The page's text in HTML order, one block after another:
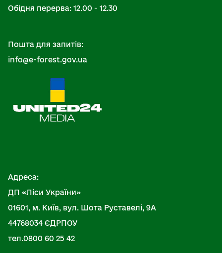
Обідня перерва: 12.00 - 12.30
Пошта для запитів:
info@e-forest.gov.ua
Адреса:
ДП «Ліси України»
01601, м. Київ, вул. Шота Руставелі, 9А
44768034 ЄДРПОУ
тел.0800 60 25 42